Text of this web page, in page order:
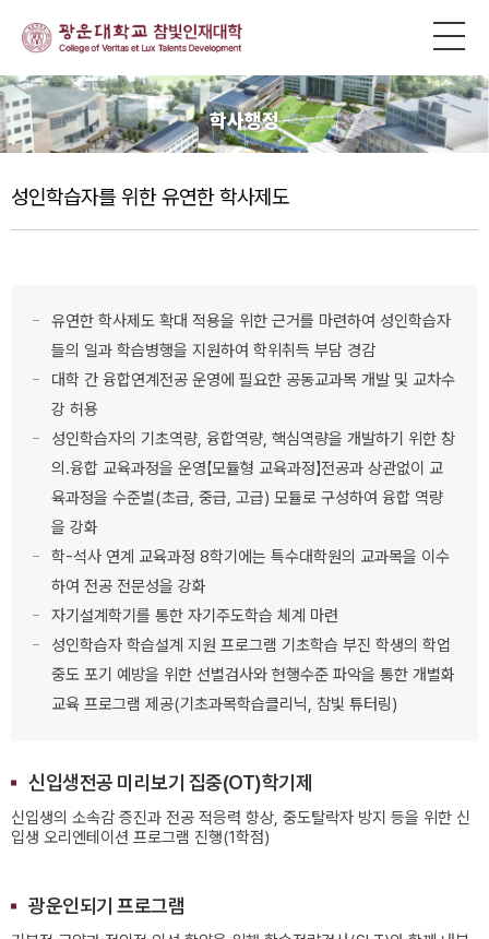
학사행정
성인학습자를 위한 유연한 학사제도
유연한 학사제도 확대 적용을 위한 근거를 마련하여 성인학습자
들의 일과 학습병행을 지원하여 학위취득 부담 경감
대학 간 융합연계전공 운영에 필요한 공동교과목 개발 및 교차수
강 허용
성인학습자의 기초역량, 융합역량, 핵심역량을 개발하기 위한 창
의.융합 교육과정을 운영【모듈형 교육과정】전공과 상관없이 교
육과정을 수준별(초급, 중급, 고급) 모듈로 구성하여 융합 역량
을 강화
학-석사 연계 교육과정 8학기에는 특수대학원의 교과목을 이수
하여 전공 전문성을 강화
자기설계학기를 통한 자기주도학습 체계 마련
성인학습자 학습설계 지원 프로그램 기초학습 부진 학생의 학업
중도 포기 예방을 위한 선별검사와 현행수준 파악을 통한 개별화
교육 프로그램 제공(기초과목학습클리닉, 참빛 튜터링)
신입생전공 미리보기 집중(OT)학기제
신입생의 소속감 증진과 전공 적응력 향상, 중도탈락자 방지 등을 위한 신
입생 오리엔테이션 프로그램 진행(1학점)
광운인되기 프로그램